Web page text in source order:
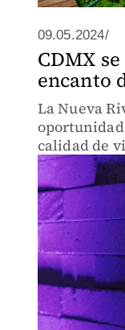
09.05.2024/
CDMX
encanto
La Nueva
calidad de